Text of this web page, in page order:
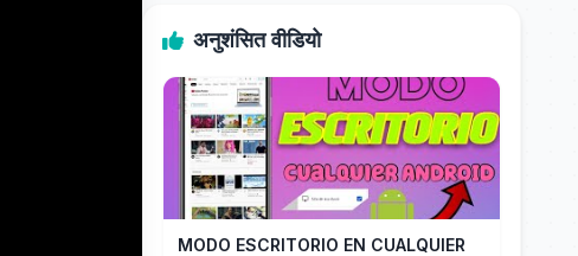
अनुशंसित वीडियो
MODO ESCRITORIO EN CUALQUIER